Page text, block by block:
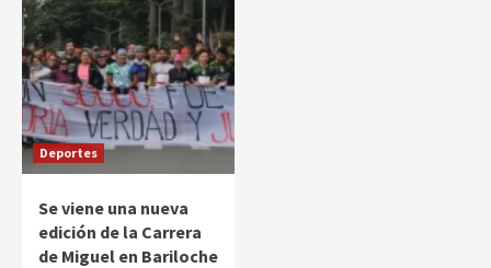
Deportes
Se viene una nueva
edición de la Carrera
de Miguel en Bariloche